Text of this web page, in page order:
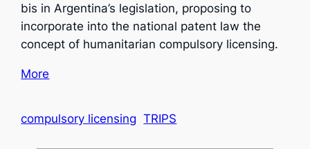
bis in Argentina’s legislation, proposing to
incorporate into the national patent law the
concept of humanitarian compulsory licensing.
More
compulsory licensing TRIPS